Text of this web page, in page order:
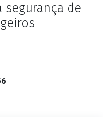
segurança de